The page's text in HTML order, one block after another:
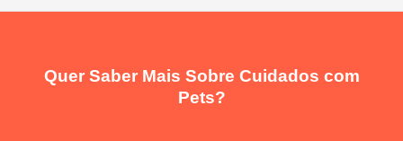
Quer Saber Mais Sobre Cuidados com
Pets?